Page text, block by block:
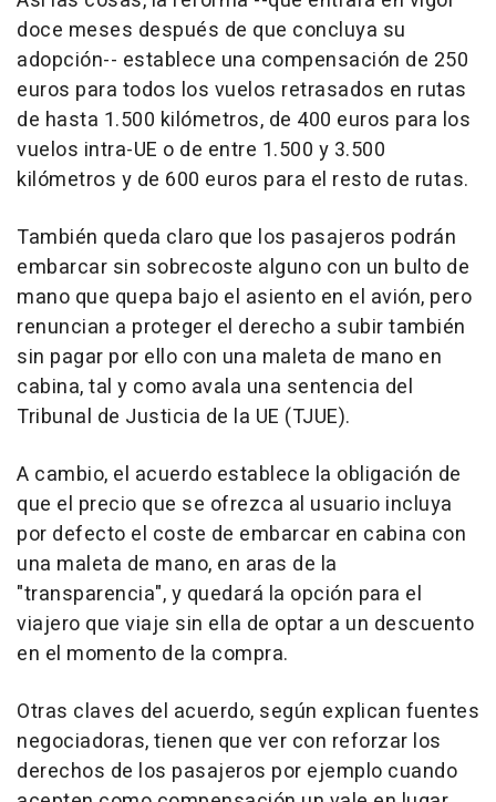
doce meses después de que concluya su
adopción-- establece una compensación de 250
euros para todos los vuelos retrasados en rutas
de hasta 1.500 kilómetros, de 400 euros para los
vuelos intra-UE o de entre 1.500 y 3.500
kilómetros y de 600 euros para el resto de rutas.
También queda claro que los pasajeros podrán
embarcar sin sobrecoste alguno con un bulto de
mano que quepa bajo el asiento en el avión, pero
renuncian a proteger el derecho a subir también
sin pagar por ello con una maleta de mano en
cabina, tal y como avala una sentencia del
Tribunal de Justicia de la UE (TJUE).
A cambio, el acuerdo establece la obligación de
que el precio que se ofrezca al usuario incluya
por defecto el coste de embarcar en cabina con
una maleta de mano, en aras de la
"transparencia", y quedará la opción para el
viajero que viaje sin ella de optar a un descuento
en el momento de la compra.
Otras claves del acuerdo, según explican fuentes
negociadoras, tienen que ver con reforzar los
derechos de los pasajeros por ejemplo cuando